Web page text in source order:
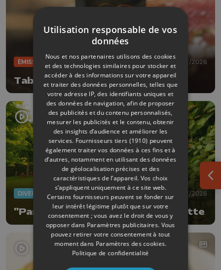
ÉMISSIONS 11/07/2026
Table et terroir
DIVERS 08/07/2026
"Pas à pas" dans le jardin de Brigitte
Utilisation responsable de vos
données
Nous et nos partenaires utilisons des cookies
et des technologies similaires pour stocker et
accéder à des informations sur votre appareil
et traiter des données personnelles, telles que
votre adresse IP, des identifiants uniques et
des données de navigation, afin de proposer
des publicités et du contenu personnalisés,
mesurer les publicités et le contenu, obtenir
des insights d’audience et améliorer les
services. Fournisseurs tiers (1910) peuvent
également traiter vos données à ces fins et à
d’autres, notamment en utilisant des données
de géolocalisation précises et des
caractéristiques de l’appareil. Vos choix
s’appliquent uniquement à ce site web.
Certains fournisseurs peuvent se fonder sur
leur intérêt légitime plutôt que sur votre
consentement ; vous avez le droit de vous y
opposer dans Paramètres publicitaires. Vous
pouvez retirer votre consentement à tout
moment dans Paramètres des cookies.
Politique de confidentialité